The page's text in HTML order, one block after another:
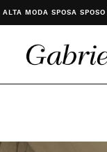
ALTA MODA SPOSA